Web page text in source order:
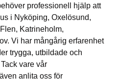
professionell hjälp att
i Nyköping, Oxelösund,
Katrineholm,
Vi har mångårig erfarenhet
trygga, utbildade och
vare vår
anlita oss för